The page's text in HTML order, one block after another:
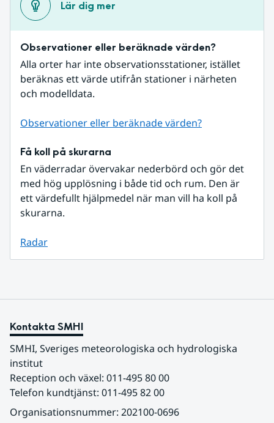
Lär dig mer
Observationer eller beräknade värden?
Alla orter har inte observationsstationer, istället
beräknas ett värde utifrån stationer i närheten
och modelldata.
Observationer eller beräknade värden?
Få koll på skurarna
En väderradar övervakar nederbörd och gör det
med hög upplösning i både tid och rum. Den är
ett värdefullt hjälpmedel när man vill ha koll på
skurarna.
Radar
Kontakta SMHI
SMHI, Sveriges meteorologiska och hydrologiska
institut
Reception och växel: 011-495 80 00
Telefon kundtjänst: 011-495 82 00
Organisationsnummer: 202100-0696